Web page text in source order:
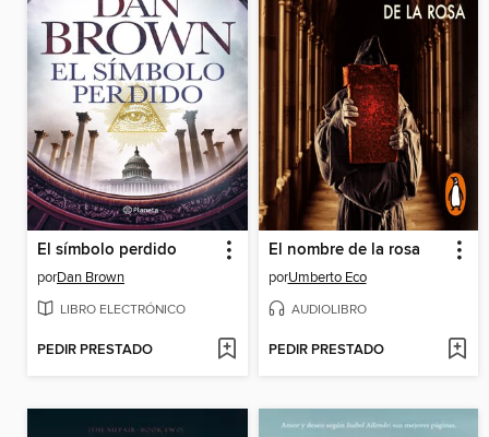
El símbolo perdido
porDan Brown
LIBRO ELECTRÓNICO
PEDIR PRESTADO
El nombre de la rosa
porUmberto Eco
AUDIOLIBRO
PEDIR PRESTADO